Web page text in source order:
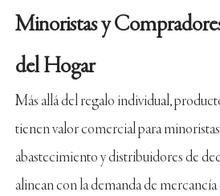
Minoristas y
del Hogar
Más allá del regalo individual,
tienen valor comercial para
abastecimiento y distribuidores de
alinean con la demanda de